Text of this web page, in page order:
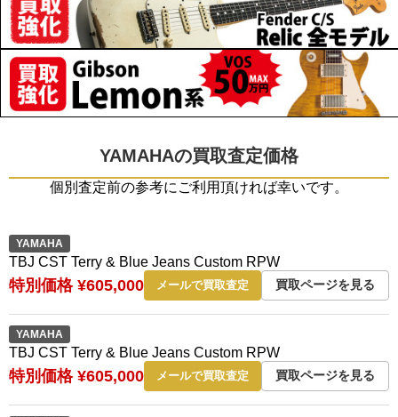
YAMAHAの買取査定価格
個別査定前の参考にご利用頂ければ幸いです。
YAMAHA
TBJ CST Terry & Blue Jeans Custom RPW ️️
特別価格 ¥605,000 メールで買取査定 買取ページを見る
YAMAHA
TBJ CST Terry & Blue Jeans Custom RPW
特別価格 ¥605,000 メールで買取査定 買取ページを見る